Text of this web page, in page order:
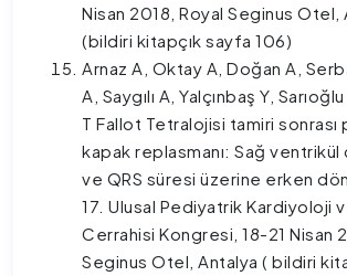
Nisan 2018, Royal Seginus Otel,
(bildiri kitapçık sayfa 106)
Arnaz A, Oktay A, Doğan A,
A, Saygılı A, Yalçınbaş Y,
T Fallot Tetralojisi tamiri sonrası
kapak replasmanı: Sağ ventrikül
ve QRS süresi üzerine erken
17. Ulusal Pediyatrik Kardiyoloji
Cerrahisi Kongresi, 18-21 Nisan
Seginus Otel, Antalya ( bildiri